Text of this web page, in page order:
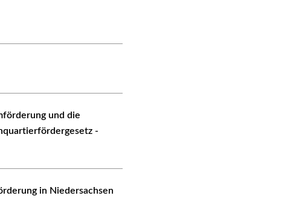
und die
-
in Niedersachsen